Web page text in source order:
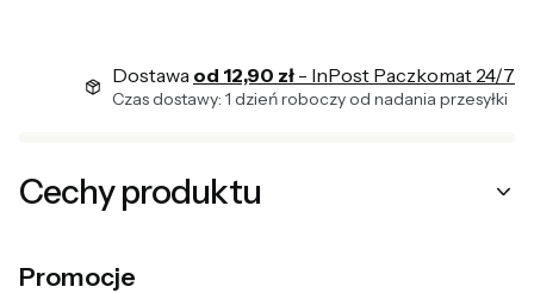
Dostawa od 12,90 zł - InPost Paczkomat 24/7
Czas dostawy: 1 dzień roboczy od nadania przesyłki
Cechy produktu
Promocje